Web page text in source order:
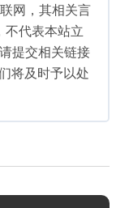
网，其相关言
不代表本站立
提交相关链接
将及时予以处